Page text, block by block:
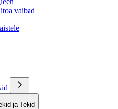
vaibad
ja Tekid